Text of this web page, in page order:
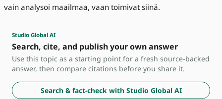
vain analysoi maailmaa, vaan toimivat siinä.
Studio Global AI
Search, cite, and publish your own answer
Use this topic as a starting point for a fresh source-backed
answer, then compare citations before you share it.
Search & fact-check with Studio Global AI